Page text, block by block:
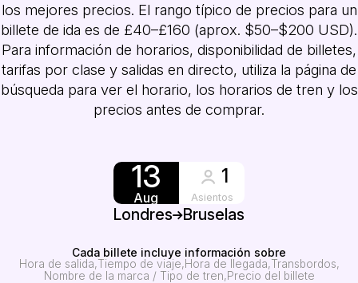
los mejores precios. El rango típico de precios para un
billete de ida es de £40–£160 (aprox. $50–$200 USD).
Para información de horarios, disponibilidad de billetes,
tarifas por clase y salidas en directo, utiliza la página de
búsqueda para ver el horario, los horarios de tren y los
precios antes de comprar.
13
Aug
1
Asientos
Londres Bruselas
Cada billete incluye información sobre
Hora de salida Tiempo de viaje Hora de llegada Transbordos
Nombre de la marca / Tipo de tren Precio del billete